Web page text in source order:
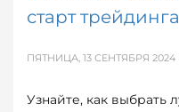
старт трейдинга
ПЯТНИЦА, 13 СЕНТЯБРЯ 2024
Узнайте, как выбрать